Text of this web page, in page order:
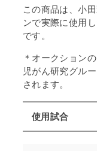
この商品は、小
ンで実際に使用
です。
＊オークション
児がん研究グル
されます。
使用試合